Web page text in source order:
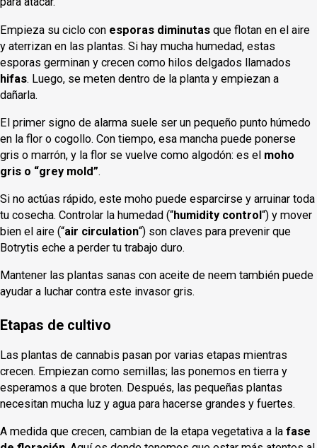
Empieza su ciclo con esporas diminutas que flotan en el aire
y aterrizan en las plantas. Si hay mucha humedad, estas
esporas germinan y crecen como hilos delgados llamados
hifas. Luego, se meten dentro de la planta y empiezan a
dañarla.
El primer signo de alarma suele ser un pequeño punto húmedo
en la flor o cogollo. Con tiempo, esa mancha puede ponerse
gris o marrón, y la flor se vuelve como algodón: es el moho
gris o “grey mold”.
Si no actúas rápido, este moho puede esparcirse y arruinar toda
tu cosecha. Controlar la humedad (“humidity control “) y mover
bien el aire (“air circulation“) son claves para prevenir que
Botrytis eche a perder tu trabajo duro.
Mantener las plantas sanas con aceite de neem también puede
ayudar a luchar contra este invasor gris.
Etapas de cultivo
Las plantas de cannabis pasan por varias etapas mientras
crecen. Empiezan como semillas; las ponemos en tierra y
esperamos a que broten. Después, las pequeñas plantas
necesitan mucha luz y agua para hacerse grandes y fuertes.
A medida que crecen, cambian de la etapa vegetativa a la fase